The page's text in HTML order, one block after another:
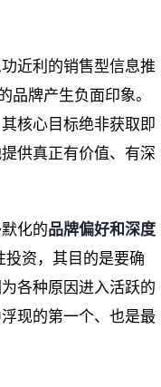
近利的销售型信息推
品牌产生负面印象。
核心目标绝非获取即
供真正有价值、有深
化的品牌偏好和深度
资，其目的是要确
各种原因进入活跃的
现的第一个、也是最